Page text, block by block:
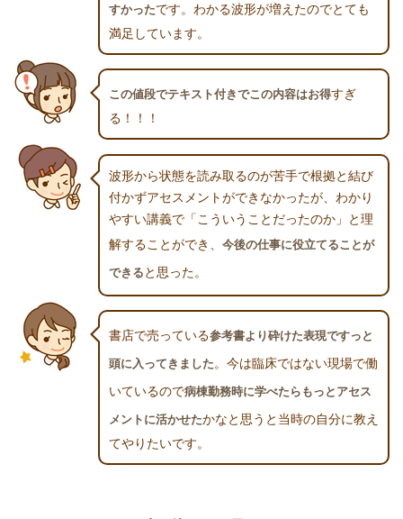
すかったです。わかる波形が増えたのでとても
満足しています。
この値段でテキスト付きでこの内容はお得すぎ
る！！！
波形から状態を読み取るのが苦手で根拠と結び
付かずアセスメントができなかったが、わかり
やすい講義で「こういうことだったのか」と理
解することができ、 今後の仕事に役立てることが
できる と思った。
書店で売っている参考書より砕けた表現ですっと
頭に入ってきました 。今は臨床ではない現場で働
いているので病棟勤務時に学べたらもっとアセス
メントに活かせたかなと思うと当時の自分に教え
てやりたいです。